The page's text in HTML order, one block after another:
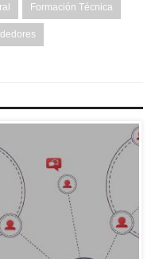
Formación Técnica